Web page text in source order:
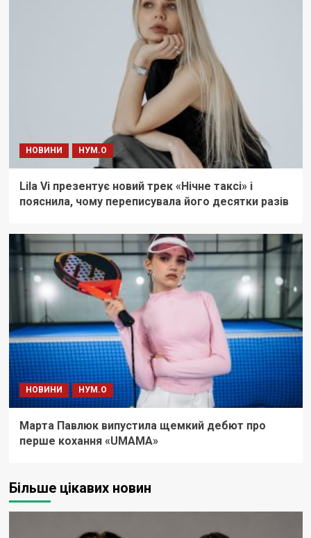
НОВИНИ НУМ.О
Lila Vi презентує новий трек «Нічне таксі» і
пояснила, чому переписувала його десятки разів
НОВИНИ НУМ.О
Марта Павлюк випустила щемкий дебют про
перше кохання «UМАМА»
Більше цікавих новин